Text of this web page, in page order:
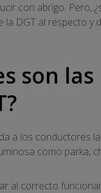
con abrigo. Pero,
DGT al respecto y
son las
a los conductores
como parka,
al correcto